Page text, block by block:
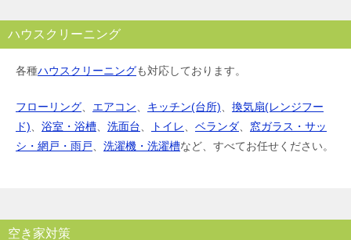
ハウスクリーニング
各種ハウスクリーニングも対応しております。
フローリング エアコン キッチン(台所)
換気扇(レンジフー
ド)
浴室・浴槽 洗面台 トイレ ベランダ
窓ガラス・サッ
シ・網戸・雨戸
洗濯機・洗濯槽など、すべてお任せください。
空き家対策